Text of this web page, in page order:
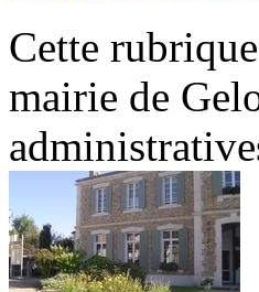
Cette
mairie de